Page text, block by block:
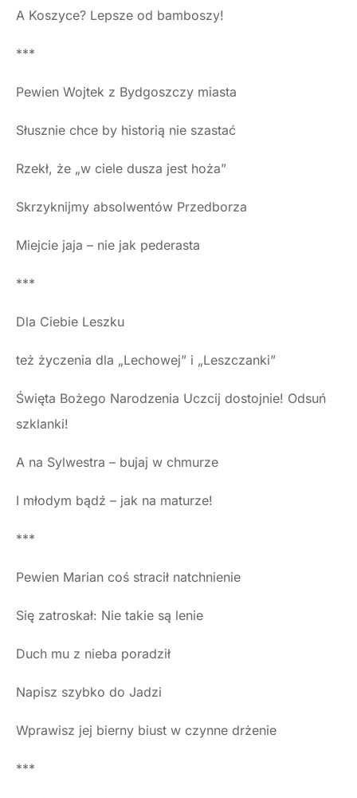
A Koszyce? Lepsze od bamboszy!
***
Pewien Wojtek z Bydgoszczy miasta
Słusznie chce by historią nie szastać
Rzekł, że „w ciele dusza jest hoża”
Skrzyknijmy absolwentów Przedborza
Miejcie jaja – nie jak pederasta
***
Dla Ciebie Leszku
też życzenia dla „Lechowej” i „Leszczanki”
Święta Bożego Narodzenia Uczcij dostojnie! Odsuń
szklanki!
A na Sylwestra – bujaj w chmurze
I młodym bądź – jak na maturze!
***
Pewien Marian coś stracił natchnienie
Się zatroskał: Nie takie są lenie
Duch mu z nieba poradził
Napisz szybko do Jadzi
Wprawisz jej bierny biust w czynne drżenie
***